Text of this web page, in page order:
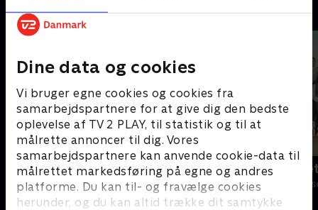
Dine data og cookies
Vi bruger egne cookies og cookies fra
samarbejdspartnere for at give dig den bedste
oplevelse af TV 2 PLAY, til statistik og til at
målrette annoncer til dig. Vores
samarbejdspartnere kan anvende cookie-data til
målrettet markedsføring på egne og andres
platforme. Du kan til- og fravælge cookies
herunder, og du kan altid trække dit samtykke
Andre så også
Klovn
Komedie • 11 sæsoner Drama • 10